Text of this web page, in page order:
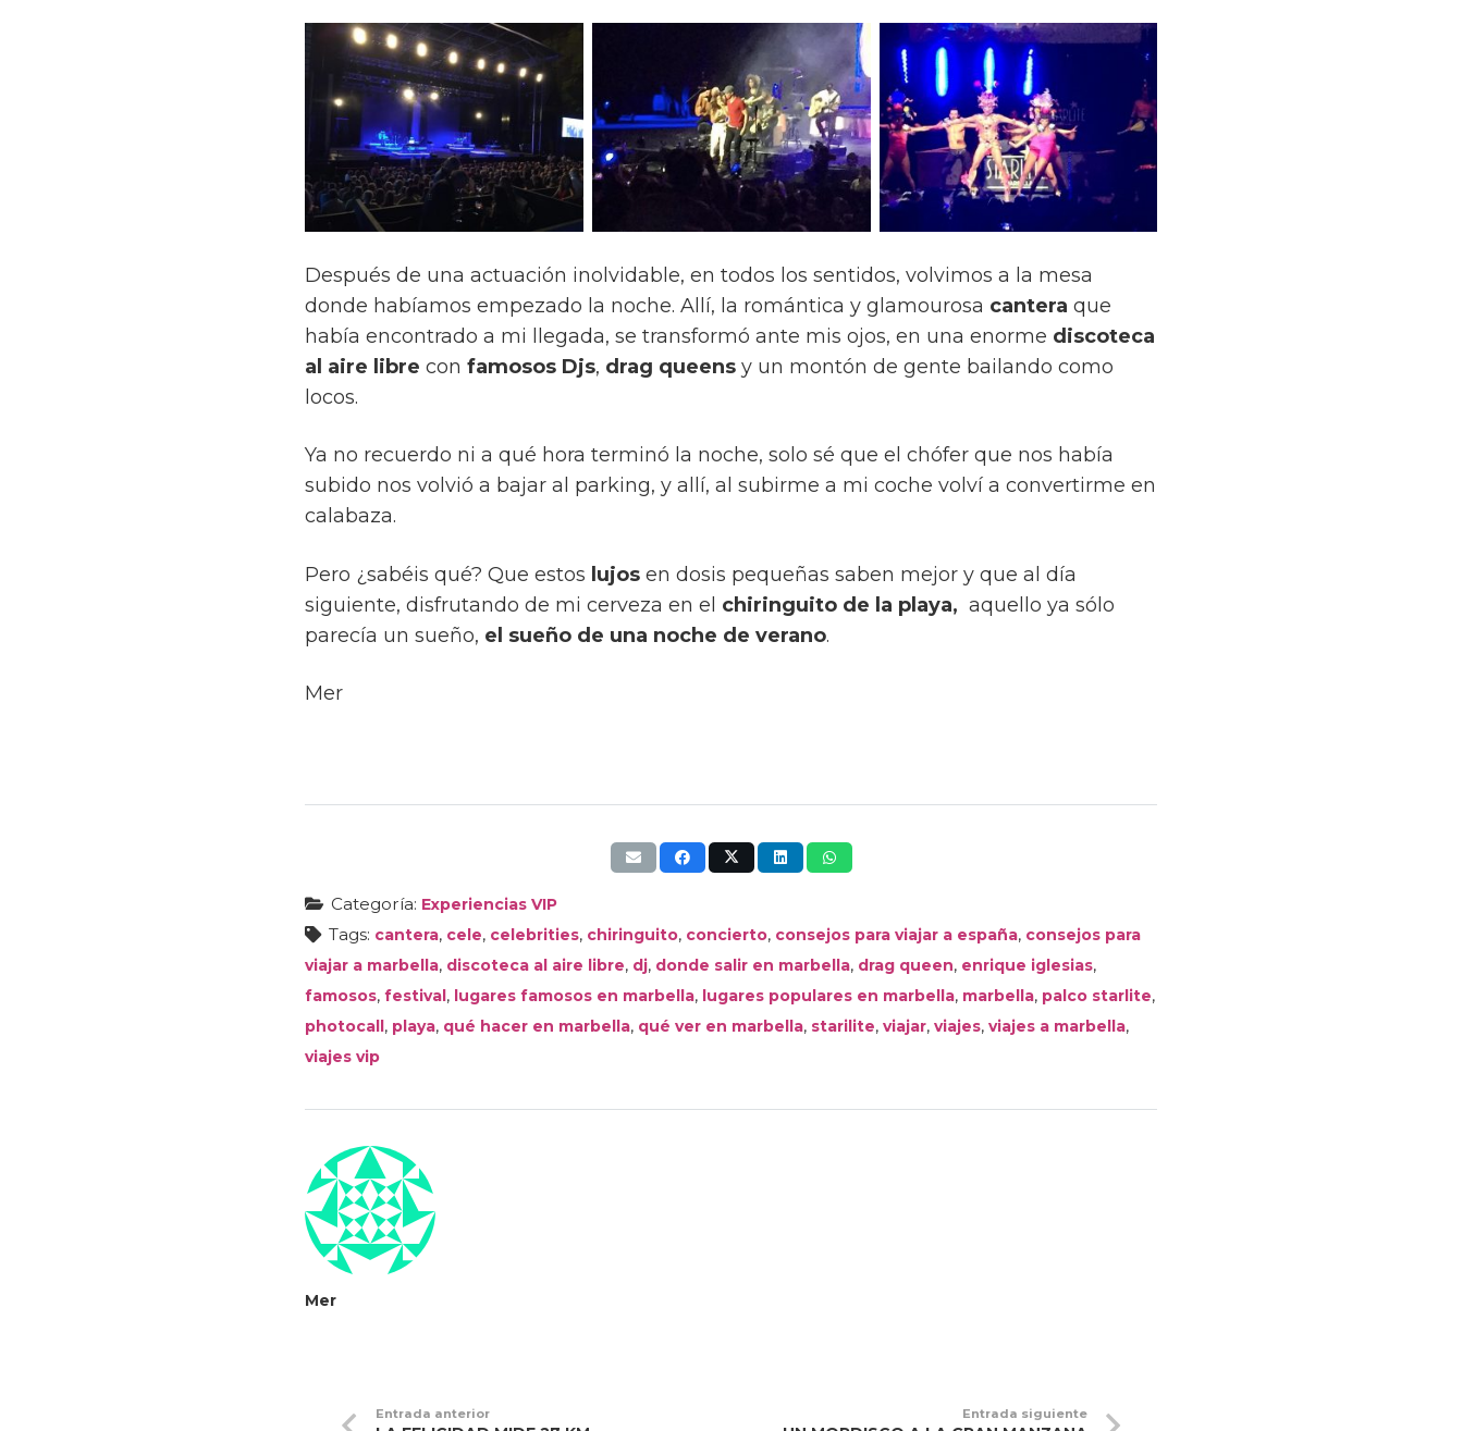
Después de una actuación inolvidable, en todos los sentidos, volvimos a la mesa
donde habíamos empezado la noche. Allí, la romántica y glamourosa cantera que
había encontrado a mi llegada, se transformó ante mis ojos, en una enorme discoteca
al aire libre confamosos Djs, drag queens y un montón de gente bailando como
locos.
Ya no recuerdo ni a qué hora terminó la noche, solo sé que el chófer que nos había
subido nos volvió a bajar al parking, y allí, al subirme a mi coche volví a convertirme en
calabaza.
Pero ¿sabéis qué? Que estos lujos en dosis pequeñas saben mejor y que al día
siguiente, disfrutando de mi cerveza en el chiringuito de la playa, aquello ya sólo
parecía un sueño, el sueño de una noche de verano.
Mer
Categoría: Experiencias VIP
Tags: cantera, cele, celebrities, chiringuito, concierto, consejos para viajar a españa, consejos para
viajar a marbella, discoteca al aire libre, dj, donde salir en marbella, drag queen, enrique iglesias,
famosos,festival, lugares famosos en marbella, lugares populares en marbella, marbella, palco starlite,
photocall, playa, qué hacer en marbella, qué ver en marbella, starilite,viajar,viajes,viajes a marbella,
viajes vip
Mer
Entrada anterior Entrada siguiente